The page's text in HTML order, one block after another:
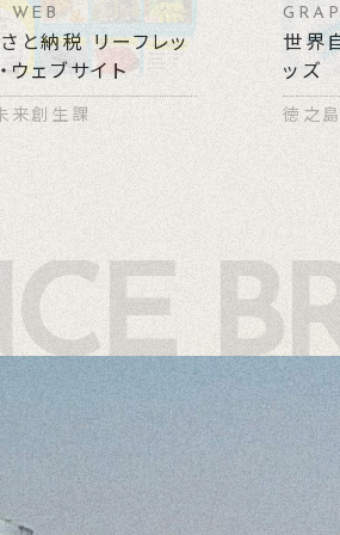
WEB
と納税 リーフレッ
ウェブサイト
来創生課
世界
ッズ
徳之